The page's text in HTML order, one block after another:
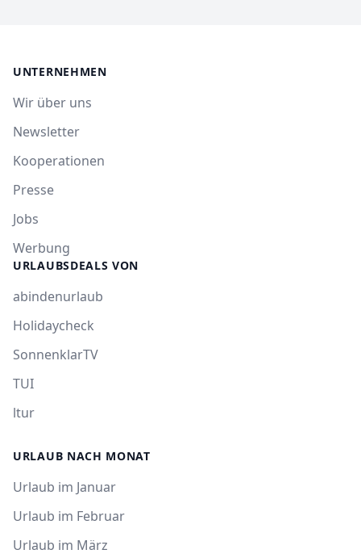
UNTERNEHMEN
Wir über uns
Newsletter
Kooperationen
Presse
Jobs
Werbung
URLAUBSDEALS VON
abindenurlaub
Holidaycheck
SonnenklarTV
TUI
ltur
URLAUB NACH MONAT
Urlaub im Januar
Urlaub im Februar
Urlaub im März